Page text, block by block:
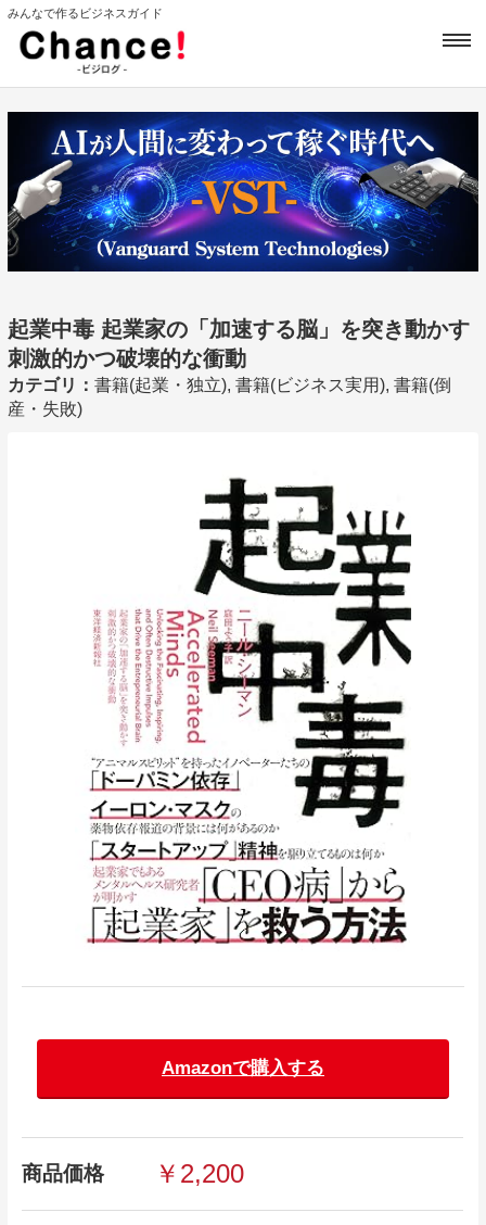
みんなで作るビジネスガイド
起業中毒 起業家の「加速する脳」を突き動かす
刺激的かつ破壊的な衝動
カテゴリ： 書籍(起業・独立), 書籍(ビジネス実用), 書籍(倒
産・失敗)
Amazonで購入する
商品価格 ￥2,200